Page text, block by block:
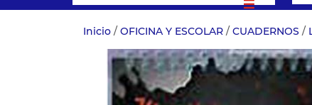
Inicio / OFICINA Y ESCOLAR / CUADERNOS /